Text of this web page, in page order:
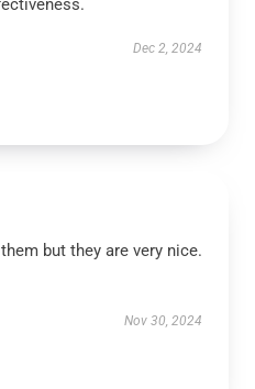
Dec 2, 2024
but they are very nice.
Nov 30, 2024